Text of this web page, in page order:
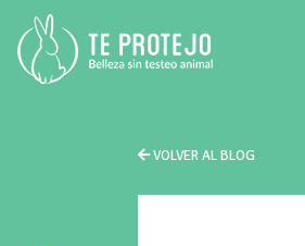
VOLVER AL BLOG